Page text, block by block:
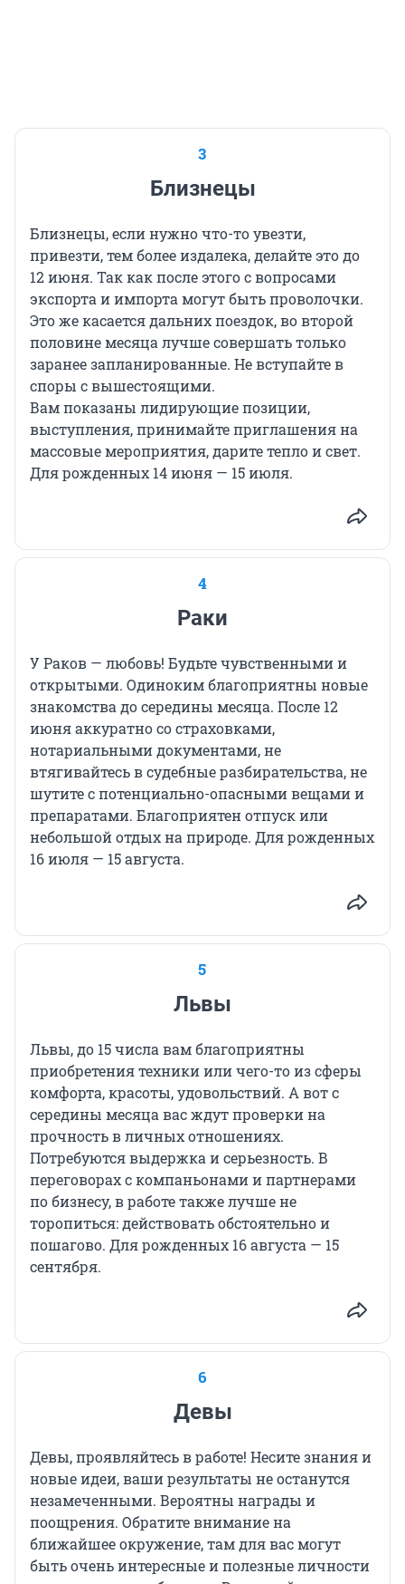
3
Близнецы
Близнецы, если нужно что-то увезти,
привезти, тем более издалека, делайте это до
12 июня. Так как после этого с вопросами
экспорта и импорта могут быть проволочки.
Это же касается дальних поездок, во второй
половине месяца лучше совершать только
заранее запланированные. Не вступайте в
споры с вышестоящими.
Вам показаны лидирующие позиции,
выступления, принимайте приглашения на
массовые мероприятия, дарите тепло и свет.
Для рожденных 14 июня — 15 июля.
4
Раки
У Раков — любовь! Будьте чувственными и
открытыми. Одиноким благоприятны новые
знакомства до середины месяца. После 12
июня аккуратно со страховками,
нотариальными документами, не
втягивайтесь в судебные разбирательства, не
шутите с потенциально-опасными вещами и
препаратами. Благоприятен отпуск или
небольшой отдых на природе. Для рожденных
16 июля — 15 августа.
5
Львы
Львы, до 15 числа вам благоприятны
приобретения техники или чего-то из сферы
комфорта, красоты, удовольствий. А вот с
середины месяца вас ждут проверки на
прочность в личных отношениях.
Потребуются выдержка и серьезность. В
переговорах с компаньонами и партнерами
по бизнесу, в работе также лучше не
торопиться: действовать обстоятельно и
пошагово. Для рожденных 16 августа — 15
сентября.
6
Девы
Девы, проявляйтесь в работе! Несите знания и
новые идеи, ваши результаты не останутся
незамеченными. Вероятны награды и
поощрения. Обратите внимание на
ближайшее окружение, там для вас могут
быть очень интересные и полезные личности